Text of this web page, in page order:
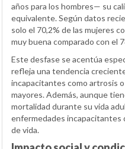
años para los hombres— su
equivalente. Según datos
solo el 70,2% de las mujeres
muy buena comparado con el
Este desfase se acentúa
refleja una tendencia
incapacitantes como artrosis
mayores. Además, aunque
mortalidad durante su vida
enfermedades incapacitantes
de vida.